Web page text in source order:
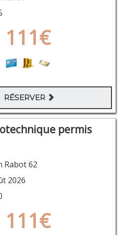
111€
RÉSERVER
permis
Rabot 62
2026
111€